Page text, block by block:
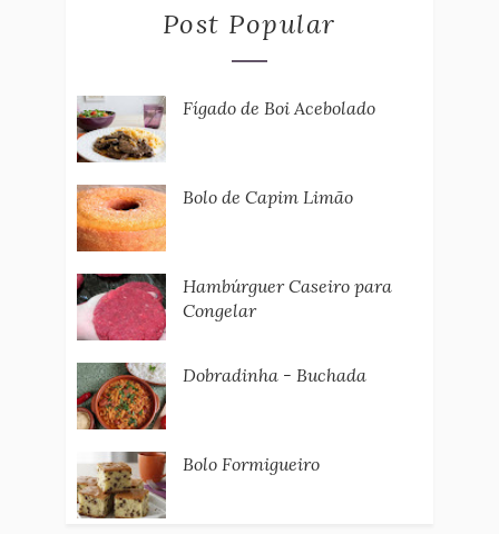
Post Popular
Fígado de Boi Acebolado
Bolo de Capim Limão
Hambúrguer Caseiro para
Congelar
Dobradinha - Buchada
Bolo Formigueiro